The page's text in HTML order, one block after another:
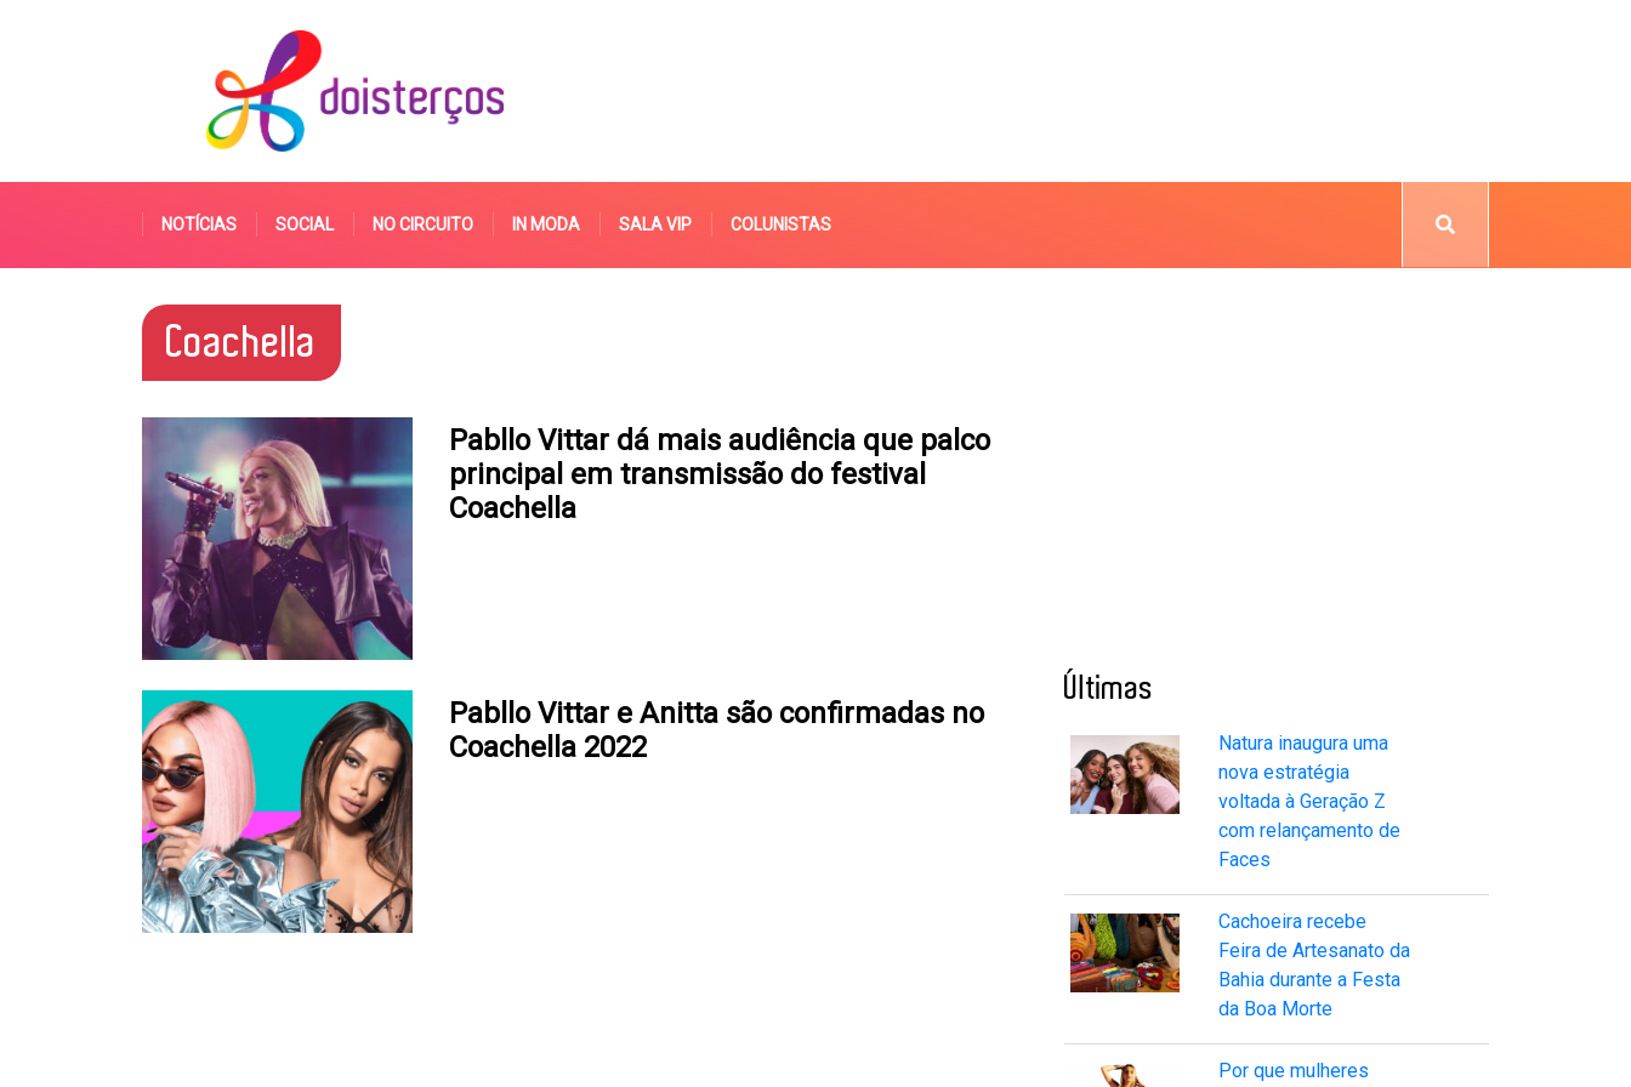
NOTÍCIAS SOCIAL NO CIRCUITO IN MODA SALA VIP COLUNISTAS
Coachella
Pabllo Vittar dá mais audiência que palco
principal em transmissão do festival
Coachella
Pabllo Vittar e Anitta são confirmadas no
Coachella 2022
Últimas
Natura inaugura uma
nova estratégia
voltada à Geração Z
com relançamento de
Faces
Cachoeira recebe
Feira de Artesanato da
Bahia durante a Festa
da Boa Morte
Por que mulheres